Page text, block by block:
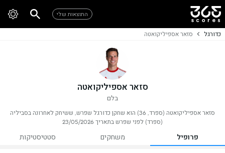
התוצאות שלי
כדורגל סזאר אספיליקואטה
סזאר אספיליקואטה
בלם
סזאר אספיליקואטה (ספרד, 36) הוא שחקן כדורגל שפרש, ששיחק לאחרונה בסביליה
(ספרד) לפני שפרש בתאריך 23/05/2026
פרופיל משחקים סטטיסטיקות